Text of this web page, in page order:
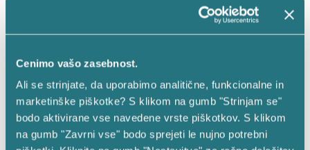
Cenimo vašo zasebnost.
Ali se strinjate, da uporabimo analitične, funkcionalne in
marketinške piškotke? S klikom na gumb "Strinjam se"
bodo aktivirane vse navedene vrste piškotkov. S klikom
na gumb "Zavrni vse" bodo sprejeti le nujno potrebni
sožalje. Čeprav menite, da s tem tolažite svojce
pokojnika, pa to še vedno ne izniči dejstva, da so
žalujoči izgubili bližnjega. Kljub temu, da ta fraza ni
uporabljena. Možnosti, da so jo svojci slišali že večkrat
v dnevu, je zelo velika. Iz tega razloga se ji na pogrebu
raje izognite.
Zaključek